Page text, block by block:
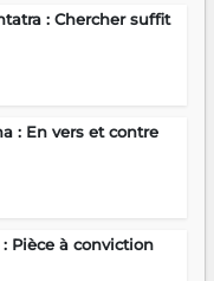
: Chercher suffit
: En vers et contre
Pièce à conviction